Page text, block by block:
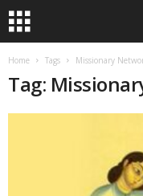
Home Tags Missionary
Tag: